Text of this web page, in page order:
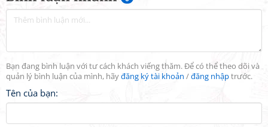
Bạn đang bình luận với tư cách khách viếng thăm. Để có thể theo dõi và
quản lý bình luận của mình, hãyđăng ký tài khoản /đăng nhậptrước.
Tên của bạn: